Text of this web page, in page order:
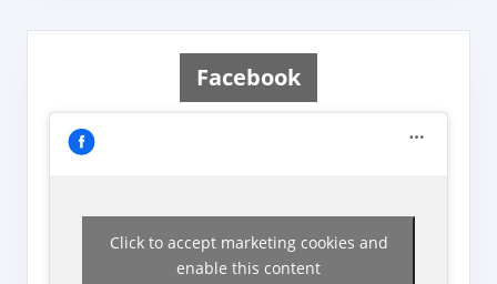
Facebook
Click to accept marketing cookies and
enable this content